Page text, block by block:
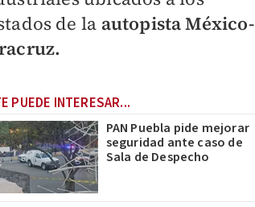
de la autopista México-
PUEDE INTERESAR...
PAN Puebla pide mejorar
seguridad ante caso de
Sala de Despecho